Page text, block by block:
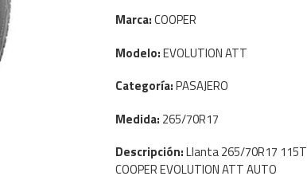
Marca:COOPER
Modelo:EVOLUTION ATT
Categoría:PASAJERO
Medida: 265/70R17
Descripción:Llanta 265/70R17 115T
COOPER EVOLUTION ATT AUTO